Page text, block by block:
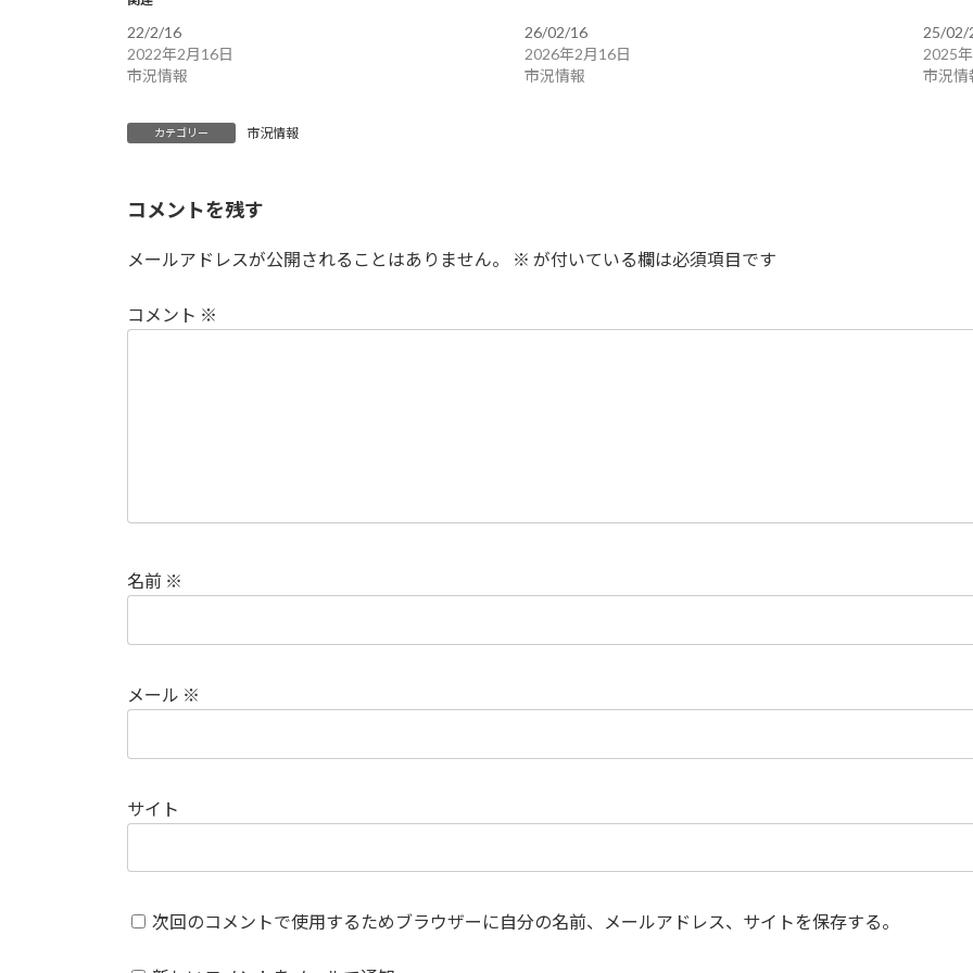
22/2/16
2022年2月16日
市況情報
26/02/16
2026年2月16日
市況情報
25/02/
2025
市況情
カテゴリー 市況情報
コメントを残す
メールアドレスが公開されることはありません。 ※ が付いている欄は必須項目です
コメント ※
名前 ※
メール ※
サイト
次回のコメントで使用するためブラウザーに自分の名前、メールアドレス、サイトを保存する。